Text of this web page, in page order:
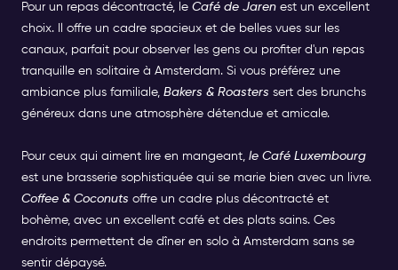
Pour un repas décontracté, le Café de Jaren est un excellent
choix. Il offre un cadre spacieux et de belles vues sur les
canaux, parfait pour observer les gens ou profiter d'un repas
tranquille en solitaire à Amsterdam. Si vous préférez une
ambiance plus familiale, Bakers & Roasters sert des brunchs
généreux dans une atmosphère détendue et amicale.
Pour ceux qui aiment lire en mangeant, le Café Luxembourg
est une brasserie sophistiquée qui se marie bien avec un livre.
Coffee & Coconuts offre un cadre plus décontracté et
bohème, avec un excellent café et des plats sains. Ces
endroits permettent de dîner en solo à Amsterdam sans se
sentir dépaysé.